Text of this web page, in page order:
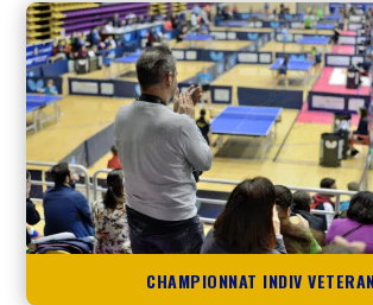
CHAMPIONNAT INDIV